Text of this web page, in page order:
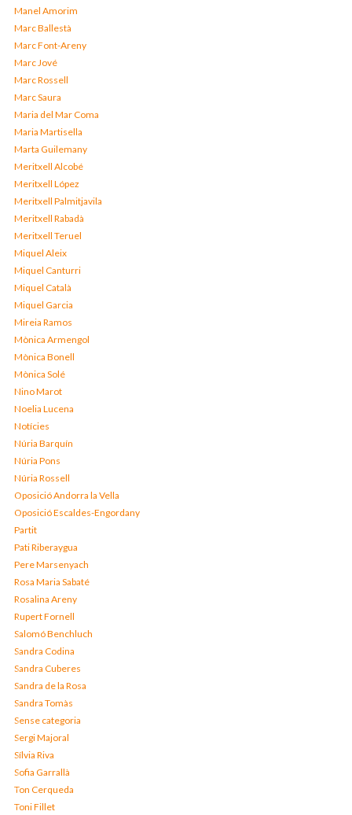
Manel Amorim
Marc Ballestà
Marc Font-Areny
Marc Jové
Marc Rossell
Marc Saura
Maria del Mar Coma
Maria Martisella
Marta Guilemany
Meritxell Alcobé
Meritxell López
Meritxell Palmitjavila
Meritxell Rabadà
Meritxell Teruel
Miquel Aleix
Miquel Canturri
Miquel Català
Miquel Garcia
Mireia Ramos
Mònica Armengol
Mònica Bonell
Mònica Solé
Nino Marot
Noelia Lucena
Notícies
Núria Barquín
Núria Pons
Núria Rossell
Oposició Andorra la Vella
Oposició Escaldes-Engordany
Partit
Pati Riberaygua
Pere Marsenyach
Rosa Maria Sabaté
Rosalina Areny
Rupert Fornell
Salomó Benchluch
Sandra Codina
Sandra Cuberes
Sandra de la Rosa
Sandra Tomàs
Sense categoria
Sergi Majoral
Sílvia Riva
Sofia Garrallà
Ton Cerqueda
Toni Fillet